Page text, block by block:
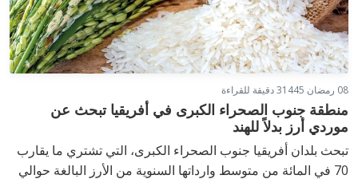
08 رمضان 1445 3 دقيقة للقراءة
منطقة جنوب الصحراء الكبرى في أفريقيا تبحث عن
موردي أرز بدلاً للهند
تبحث بلدان أفريقيا جنوب الصحراء الكبرى، التي تشتري ما يقارب
70 في المائة من متوسط ​​وارداتها السنوية من الأرز البالغة حوالي